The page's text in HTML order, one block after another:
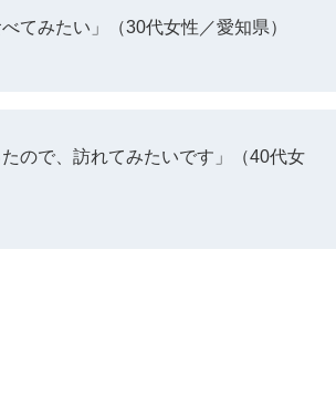
てみたい」（30代女性／愛知県）
ので、訪れてみたいです」（40代女